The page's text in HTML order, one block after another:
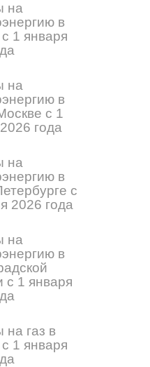
на
в
1 января
на
в
с 1
года
на
в
с
2026 года
на
в
с 1 января
газ в
1 января